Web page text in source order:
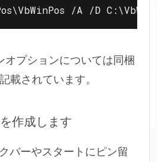
/A /D
オプションについては同梱
載されています。
作成します
バーやスタートにピン留